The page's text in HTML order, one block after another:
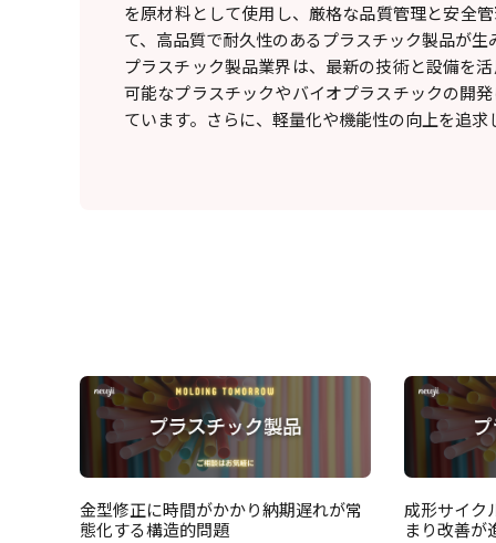
を原材料として使用し、厳格な品質管理と安全
て、高品質で耐久性のあるプラスチック製品が生
プラスチック製品業界は、最新の技術と設備を
可能なプラスチックやバイオプラスチックの開
ています。さらに、軽量化や機能性の向上を追求
金型修正に時間がかかり納期遅れが常
態化する構造的問題
成形サイク
まり改善が